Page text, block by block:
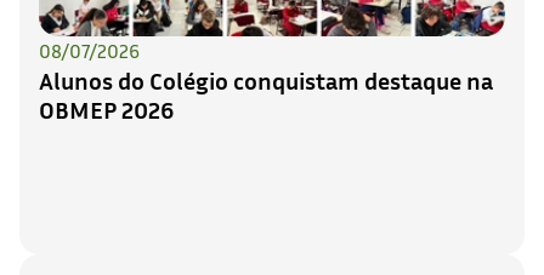
08/07/2026
Alunos do Colégio conquistam destaque na
OBMEP 2026